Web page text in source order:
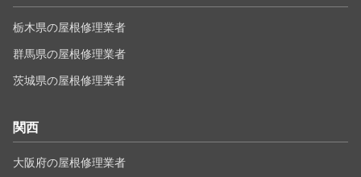
栃木県の屋根修理業者
群馬県の屋根修理業者
茨城県の屋根修理業者
関西
大阪府の屋根修理業者